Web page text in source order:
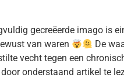
gecreëerde imago is
van waren
De
vecht tegen een
onderstaand artikel te